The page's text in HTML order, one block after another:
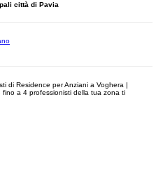
città di Pavia
di Residence per Anziani a Voghera |
a 4 professionisti della tua zona ti